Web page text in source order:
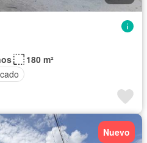
180 m²
Nuevo